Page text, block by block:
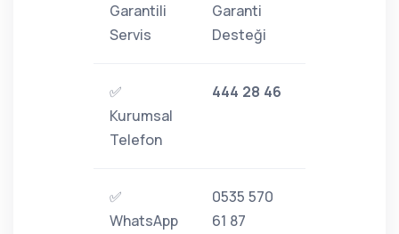
Garantili
Servis
Garanti
Desteği
✅
Kurumsal
Telefon
444 28 46
✅
WhatsApp
0535 570
61 87